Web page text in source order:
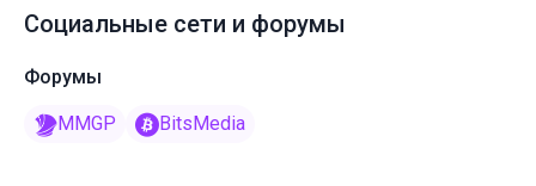
Социальные сети и форумы
Форумы
MMGP BitsMedia